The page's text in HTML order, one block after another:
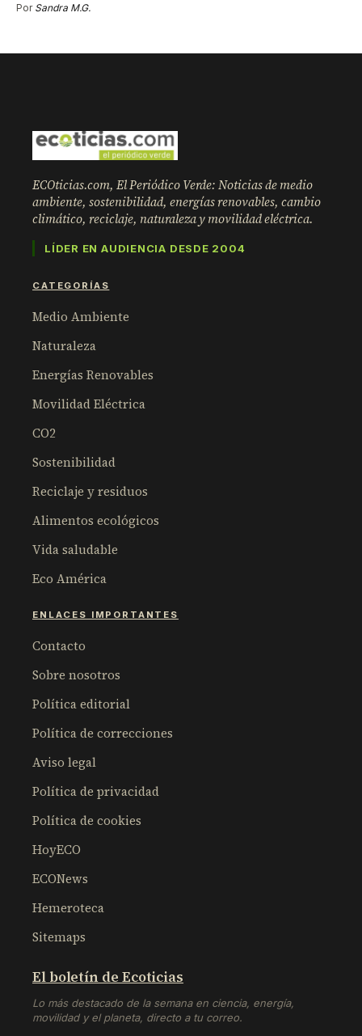
Por Sandra M.G.
ECOticias.com, El Periódico Verde: Noticias de medio
ambiente, sostenibilidad, energías renovables, cambio
climático, reciclaje, naturaleza y movilidad eléctrica.
LÍDER EN AUDIENCIA DESDE 2004
CATEGORÍAS
Medio Ambiente
Naturaleza
Energías Renovables
Movilidad Eléctrica
CO2
Sostenibilidad
Reciclaje y residuos
Alimentos ecológicos
Vida saludable
Eco América
ENLACES IMPORTANTES
Contacto
Sobre nosotros
Política editorial
Política de correcciones
Aviso legal
Política de privacidad
Política de cookies
HoyECO
ECONews
Hemeroteca
Sitemaps
El boletín de Ecoticias
Lo más destacado de la semana en ciencia, energía,
movilidad y el planeta, directo a tu correo.